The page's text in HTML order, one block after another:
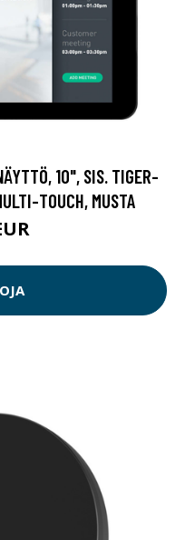
10", SIS. TIGER-
TOUCH, MUSTA